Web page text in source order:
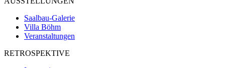
Saalbau-Galerie
Villa Böhm
Veranstaltungen
RETROSPEKTIVE